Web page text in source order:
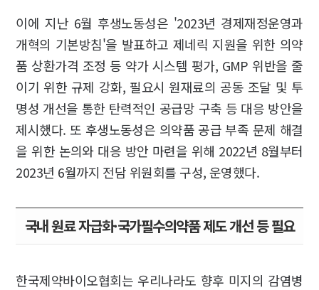
이에 지난 6월 후생노동성은 '2023년 경제재정운영과
개혁의 기본방침'을 발표하고 제네릭 지원을 위한 의약
품 상환가격 조정 등 약가 시스템 평가, GMP 위반을 줄
이기 위한 규제 강화, 필요시 원재료의 공동 조달 및 투
명성 개선을 통한 탄력적인 공급망 구축 등 대응 방안을
제시했다. 또 후생노동성은 의약품 공급 부족 문제 해결
을 위한 논의와 대응 방안 마련을 위해 2022년 8월부터
2023년 6월까지 전담 위원회를 구성, 운영했다.
국내 원료 자급화·국가필수의약품 제도 개선 등 필요
한국제약바이오협회는 우리나라도 향후 미지의 감염병